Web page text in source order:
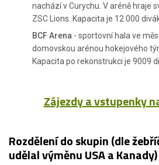
nachází v Curychu. V aréně hraje
ZSC Lions. Kapacita je 12 000
BCF Arena - sportovní hala ve
domovskou arénou hokejového
Kapacita po rekonstrukci je 9009
Zájezdy a vstupenky
Rozdělení do skupin (dle
udělal výměnu USA a Kanady)